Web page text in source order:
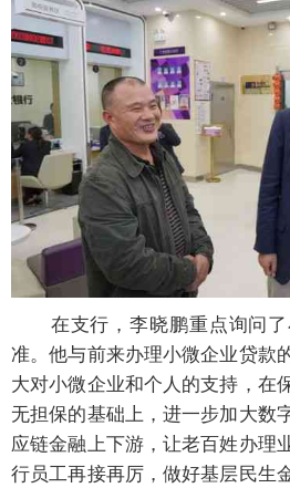
在支行，李晓鹏重点询问了
准。他与前来办理小微企业贷款
大对小微企业和个人的支持，在
无担保的基础上，进一步加大数
应链金融上下游，让老百姓办理
行员工再接再厉，做好基层民生